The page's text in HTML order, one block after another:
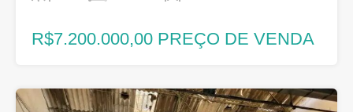
R$7.200.000,00 PREÇO DE VENDA